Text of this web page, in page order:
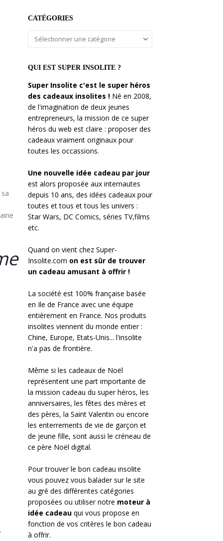
CATÉGORIES
Catégories
QUI EST SUPER INSOLITE ?
Super Insolite c'est le super héros
des cadeaux insolites ! Né en 2008,
de l'imagination de deux jeunes
entrepreneurs, la mission de ce super
héros du web est claire : proposer des
cadeaux vraiment originaux pour
toutes les occassions.
Une nouvelle idée cadeau par jour
est alors proposée aux internautes
depuis 10 ans, des idées cadeaux pour
toutes et tous et tous les univers :
Star Wars, DC Comics, séries TV,films
etc.
Quand on vient chez Super-
Insolite.com on est sûr de trouver
un cadeau amusant à offrir !
La société est 100% française basée
en Ile de France avec une équipe
entièrement en France. Nos produits
insolites viennent du monde entier :
Chine, Europe, Etats-Unis... l'insolite
n'a pas de frontière.
Même si les cadeaux de Noël
représentent une part importante de
la mission cadeau du super héros, les
anniversaires, les fêtes des mères et
des pères, la Saint Valentin ou encore
les enterrements de vie de garçon et
de jeune fille, sont aussi le créneau de
ce père Noël digital.
Pour trouver le bon cadeau insolite
vous pouvez vous balader sur le site
au gré des différentes catégories
proposées ou utiliser notre moteur à
idée cadeau qui vous propose en
fonction de vos critères le bon cadeau
à offrir.